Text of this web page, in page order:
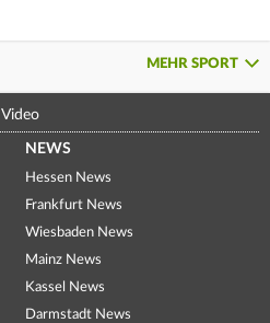
MEHR SPORT
Video
NEWS
Hessen News
Frankfurt News
Wiesbaden News
Mainz News
Kassel News
Darmstadt News